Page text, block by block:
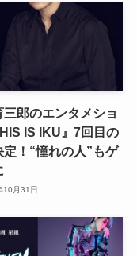
三郎のエンタメショ
IS IKU』7回目の
定！“憧れの人”もゲ
10月31日